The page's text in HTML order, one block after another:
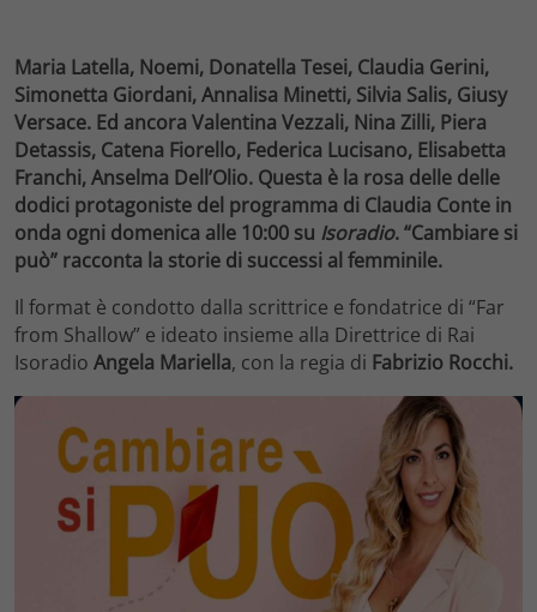
Maria Latella, Noemi, Donatella Tesei, Claudia Gerini,
Simonetta Giordani, Annalisa Minetti, Silvia Salis, Giusy
Versace. Ed ancora Valentina Vezzali, Nina Zilli, Piera
Detassis, Catena Fiorello, Federica Lucisano, Elisabetta
Franchi, Anselma Dell’Olio. Questa è la rosa delle delle
dodici protagoniste del programma di Claudia Conte in
onda ogni domenica alle 10:00 su Isoradio. “Cambiare si
può” racconta la storie di successi al femminile.
Il format è condotto dalla scrittrice e fondatrice di “Far
from Shallow” e ideato insieme alla Direttrice di Rai
Isoradio Angela Mariella, con la regia di Fabrizio Rocchi.